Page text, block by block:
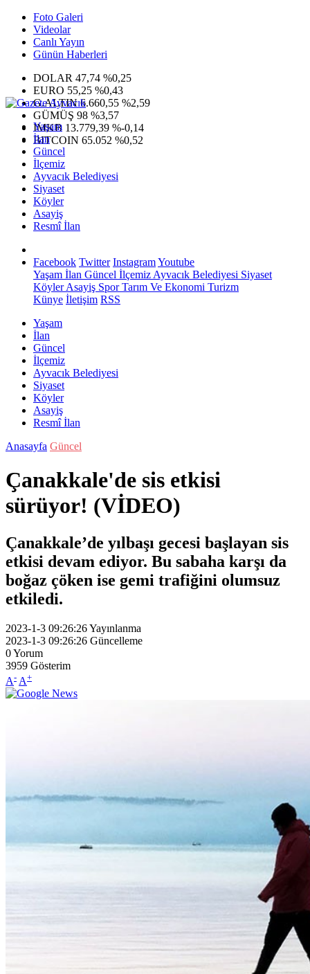
Foto Galeri
Videolar
Canlı Yayın
Günün Haberleri
DOLAR 47,74 %0,25
EURO 55,25 %0,43
G.ALTIN6.660,55 %2,59
GÜMÜŞ 98 %3,57
IMKB 13.779,39 %-0,14
BITCOIN 65.052 %0,52
Yaşam
İlan
Güncel
İlçemiz
Ayvacık Belediyesi
Siyaset
Köyler
Asayiş
Resmî İlan
Facebook Twitter InstagramYoutube
Yaşam İlan Güncel İlçemiz Ayvacık Belediyesi Siyaset
KöylerAsayiş SporTarım Ve Ekonomi Turizm
Künye İletişim RSS
Yaşam
İlan
Güncel
İlçemiz
Ayvacık Belediyesi
Siyaset
Köyler
Asayiş
Resmî İlan
Anasayfa Güncel
Çanakkale'de sis etkisi
sürüyor! (VİDEO)
Çanakkale’de yılbaşı gecesi başlayan sis
etkisi devam ediyor. Bu sabaha karşı da
boğaz çöken ise gemi trafiğini olumsuz
etkiledi.
2023-1-3 09:26:26Yayınlanma
2023-1-3 09:26:26 Güncelleme
0Yorum
3959 Gösterim
A- A+